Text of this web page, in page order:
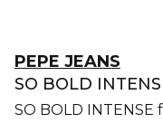
PEPE JEANS
SO BOLD
SO BOLD